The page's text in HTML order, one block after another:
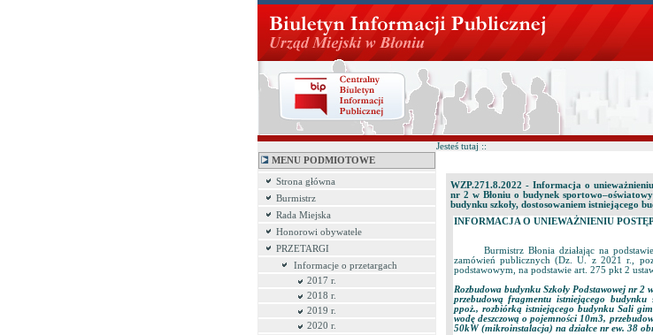
MENU PODMIOTOWE
Strona główna
Burmistrz
Rada Miejska
Honorowi obywatele
PRZETARGI
Informacje o przetargach
2017 r.
2018 r.
2019 r.
2020 r.
Jesteś tutaj ::
WZP.271.8.2022 - Informacja o
nr 2 w Błoniu o budynek
budynku szkoły, dostosowaniem istniejącego
INFORMACJA O UNIEWAŻNIENIU
Burmistrz Błonia działając na podstawie
zamówień publicznych (Dz. U. z 2021 r.,
podstawowym, na podstawie art. 275 pkt 2
Rozbudowa budynku Szkoły Podstawowej nr 2
przebudową fragmentu istniejącego budynku
ppoż., rozbiórką istniejącego budynku Sali
wodę deszczową o pojemności 10m3,
50kW (mikroinstalacja) na działce nr ew. 38